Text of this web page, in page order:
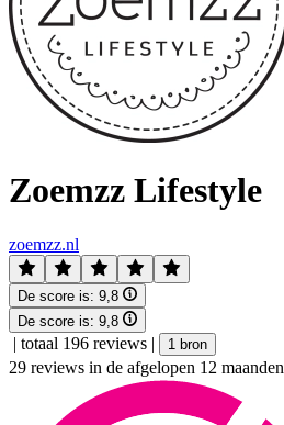
Zoemzz Lifestyle
zoemzz.nl
De score is: 9,8
De score is: 9,8
| totaal 196 reviews | 1 bron
29 reviews in de afgelopen 12 maanden